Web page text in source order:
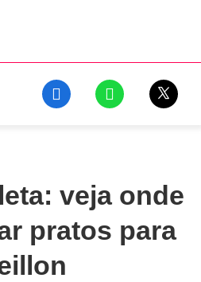
veja onde
pratos para